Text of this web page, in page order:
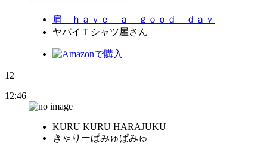
肩 ｈａｖｅ ａ ｇｏｏｄ ｄａｙ
ヤバイＴシャツ屋さん
12
12:46
KURU KURU HARAJUKU
きゃりーぱみゅぱみゅ